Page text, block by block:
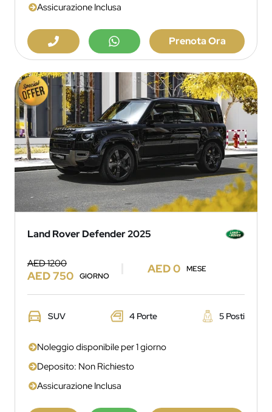
Assicurazione Inclusa
Prenota Ora
Land Rover Defender 2025
AED 1200
AED 750 GIORNO
AED 0 MESE
SUV 4 Porte 5 Posti
Noleggio disponibile per 1 giorno
Deposito: Non Richiesto
Assicurazione Inclusa